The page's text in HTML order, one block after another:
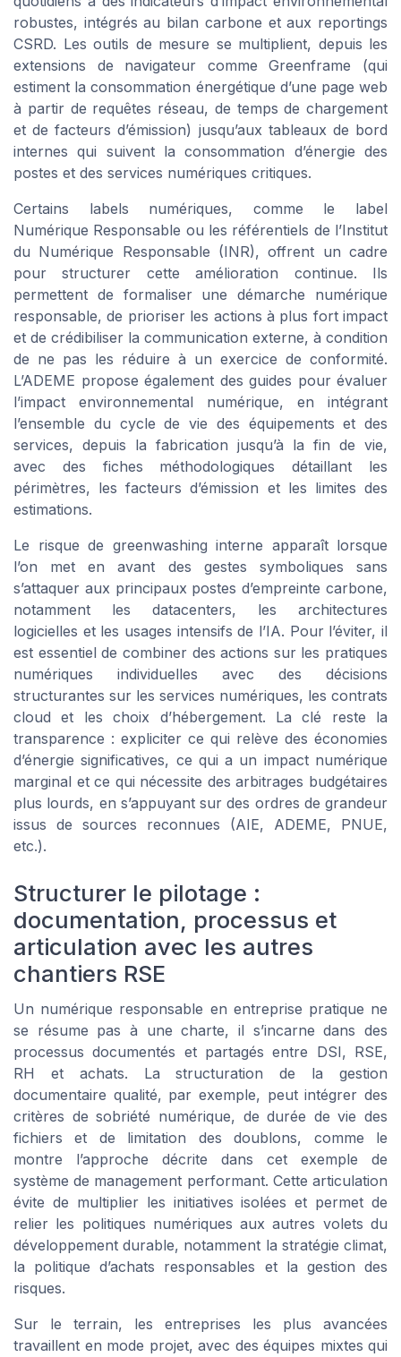
robustes, intégrés au bilan carbone et aux reportings
CSRD. Les outils de mesure se multiplient, depuis les
extensions de navigateur comme Greenframe (qui
estiment la consommation énergétique d’une page web
à partir de requêtes réseau, de temps de chargement
et de facteurs d’émission) jusqu’aux tableaux de bord
internes qui suivent la consommation d’énergie des
postes et des services numériques critiques.
Certains labels numériques, comme le label
Numérique Responsable ou les référentiels de l’Institut
du Numérique Responsable (INR), offrent un cadre
pour structurer cette amélioration continue. Ils
permettent de formaliser une démarche numérique
responsable, de prioriser les actions à plus fort impact
et de crédibiliser la communication externe, à condition
de ne pas les réduire à un exercice de conformité.
L’ADEME propose également des guides pour évaluer
l’impact environnemental numérique, en intégrant
l’ensemble du cycle de vie des équipements et des
services, depuis la fabrication jusqu’à la fin de vie,
avec des fiches méthodologiques détaillant les
périmètres, les facteurs d’émission et les limites des
estimations.
Le risque de greenwashing interne apparaît lorsque
l’on met en avant des gestes symboliques sans
s’attaquer aux principaux postes d’empreinte carbone,
notamment les datacenters, les architectures
logicielles et les usages intensifs de l’IA. Pour l’éviter, il
est essentiel de combiner des actions sur les pratiques
numériques individuelles avec des décisions
structurantes sur les services numériques, les contrats
cloud et les choix d’hébergement. La clé reste la
transparence : expliciter ce qui relève des économies
d’énergie significatives, ce qui a un impact numérique
marginal et ce qui nécessite des arbitrages budgétaires
plus lourds, en s’appuyant sur des ordres de grandeur
issus de sources reconnues (AIE, ADEME, PNUE,
etc.).
Structurer le pilotage :
documentation, processus et
articulation avec les autres
chantiers RSE
Un numérique responsable en entreprise pratique ne
se résume pas à une charte, il s’incarne dans des
processus documentés et partagés entre DSI, RSE,
RH et achats. La structuration de la gestion
documentaire qualité, par exemple, peut intégrer des
critères de sobriété numérique, de durée de vie des
fichiers et de limitation des doublons, comme le
montre l’approche décrite dans cet exemple de
système de management performant. Cette articulation
évite de multiplier les initiatives isolées et permet de
relier les politiques numériques aux autres volets du
développement durable, notamment la stratégie climat,
la politique d’achats responsables et la gestion des
risques.
Sur le terrain, les entreprises les plus avancées
travaillent en mode projet, avec des équipes mixtes qui